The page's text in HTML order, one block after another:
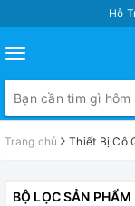
Hỗ
Toggle
navigation
Trang chủ Thiết Bị Cô
BỘ LỌC SẢN PHẨM